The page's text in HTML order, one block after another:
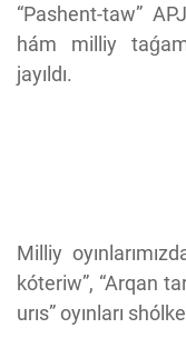
“Pashent-taw”
hám milliy
jayıldı.
Milliy
kóteriw”, “Arqan
urıs” oyınları